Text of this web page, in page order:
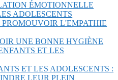
ÉMOTIONNELLE
ADOLESCENTS
PROMOUVOIR L'EMPATHIE
UNE BONNE HYGIÈNE
ET LES
ET LES ADOLESCENTS :
LEUR PLEIN